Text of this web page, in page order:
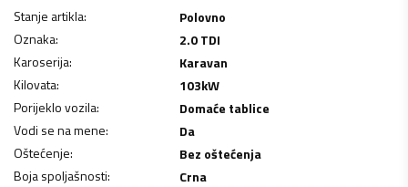
Stanje artikla:
Polovno
Oznaka:
2.0 TDI
Karoserija:
Karavan
Kilovata: 103kW
Porijeklo vozila:
Domaće tablice
Vodi se na mene:
Da
Oštećenje:
Bez oštećenja
Boja spoljašnosti:
Crna